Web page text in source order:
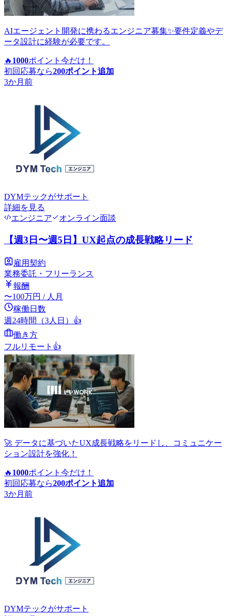
AIエージェント開発に携わるエンジニア募集✨要件定義やデ
ータ設計に経験が必要です。
🔥 1000ポイント 今だけ！
初回応募なら200ポイント追加
3か月前
DYMテックがサポート
詳細を見る
エンジニア
オンライン面談
【週3日〜週5日】UX起点の成長戦略リード
雇用契約
業務委託・フリーランス
報酬
〜100万円 / 人月
稼働日数
週24時間（3人日） 👍
働き方
フルリモート 👍
🚀 データに基づいたUX成長戦略をリードし、コミュニケー
ション設計を強化！
🔥 1000ポイント 今だけ！
初回応募なら200ポイント追加
3か月前
DYMテックがサポート